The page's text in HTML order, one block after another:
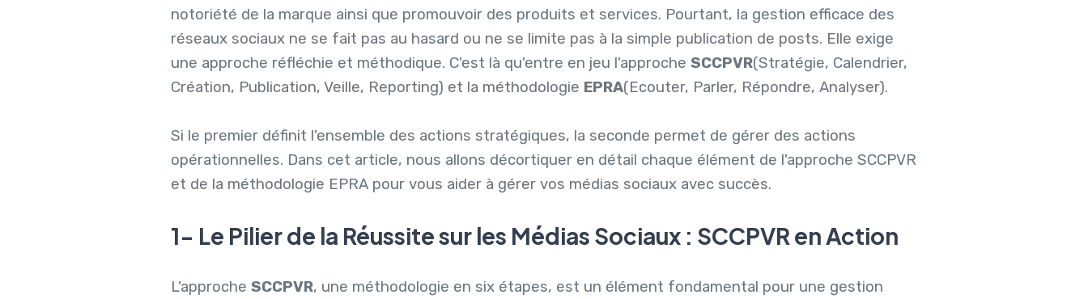
notoriété de la marque ainsi que promouvoir des produits et services. Pourtant, la gestion efficace des
réseaux sociaux ne se fait pas au hasard ou ne se limite pas à la simple publication de posts. Elle exige
une approche réfléchie et méthodique. C'est là qu'entre en jeu l'approche SCCPVR(Stratégie, Calendrier,
Création, Publication, Veille, Reporting) et la méthodologie EPRA(Ecouter, Parler, Répondre, Analyser).
Si le premier définit l'ensemble des actions stratégiques, la seconde permet de gérer des actions
opérationnelles. Dans cet article, nous allons décortiquer en détail chaque élément de l'approche SCCPVR
et de la méthodologie EPRA pour vous aider à gérer vos médias sociaux avec succès.
1- Le Pilier de la Réussite sur les Médias Sociaux : SCCPVR en Action
L'approche SCCPVR, une méthodologie en six étapes, est un élément fondamental pour une gestion